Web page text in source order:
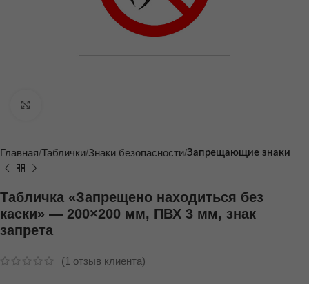
Главная Таблички Знаки безопасности Запрещающие знаки
Табличка «Запрещено находиться без
каски» — 200×200 мм, ПВХ 3 мм, знак
запрета
(1 отзыв клиента)